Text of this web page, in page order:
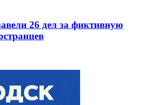
26 дел за фиктивную